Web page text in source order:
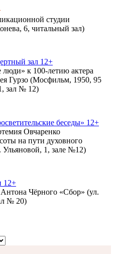
студии
6, читальный зал)
зал 12+
к 100-летию актера
Гурзо (Мосфильм, 1950, 95
зал № 12)
беседы» 12+
Овчаренко
на пути духовного
1, зале №12)
12+
Чёрного «Сбор» (ул.
№ 20)